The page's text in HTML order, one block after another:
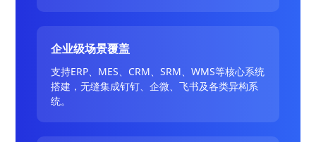
企业级场景覆盖
支持ERP、MES、CRM、SRM、WMS等核心系统
搭建，无缝集成钉钉、企微、飞书及各类异构系
统。